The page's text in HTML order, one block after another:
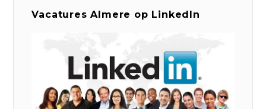
Vacatures Almere op LinkedIn